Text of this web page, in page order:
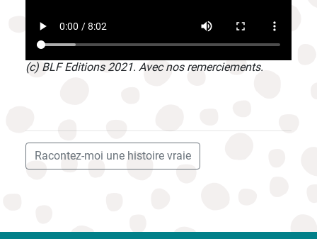
(c) BLF Editions 2021. Avec nos remerciements.
Racontez-moi une histoire vraie